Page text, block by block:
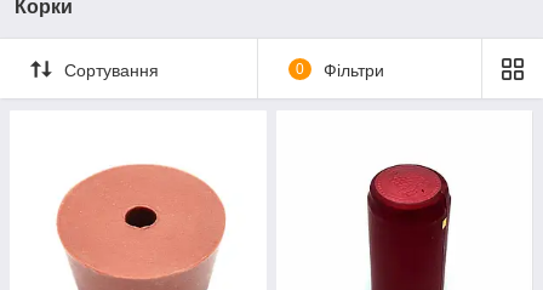
Корки
Сортування 0 Фільтри